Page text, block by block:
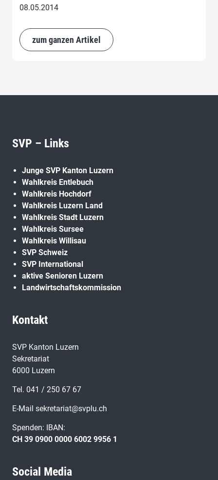
08.05.2014
zum ganzen Artikel
SVP – Links
Junge SVP Kanton Luzern
Wahlkreis Entlebuch
Wahlkreis Hochdorf
Wahlkreis Luzern Land
Wahlkreis Stadt Luzern
Wahlkreis Sursee
Wahlkreis Willisau
SVP Schweiz
SVP International
aktive Senioren Luzern
Landwirtschaftskommission
Kontakt
SVP Kanton Luzern
Sekretariat
6000 Luzern
Tel. 041 / 250 67 67
E-Mail sekretariat@svplu.ch
Spenden: IBAN:
CH 39 0900 0000 6002 9956 1
Social Media